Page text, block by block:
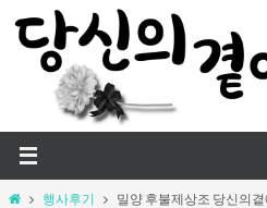
content
Home행사후기 밀양 후불제상조 당신의